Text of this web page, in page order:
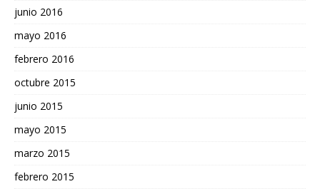
junio 2016
mayo 2016
febrero 2016
octubre 2015
junio 2015
mayo 2015
marzo 2015
febrero 2015